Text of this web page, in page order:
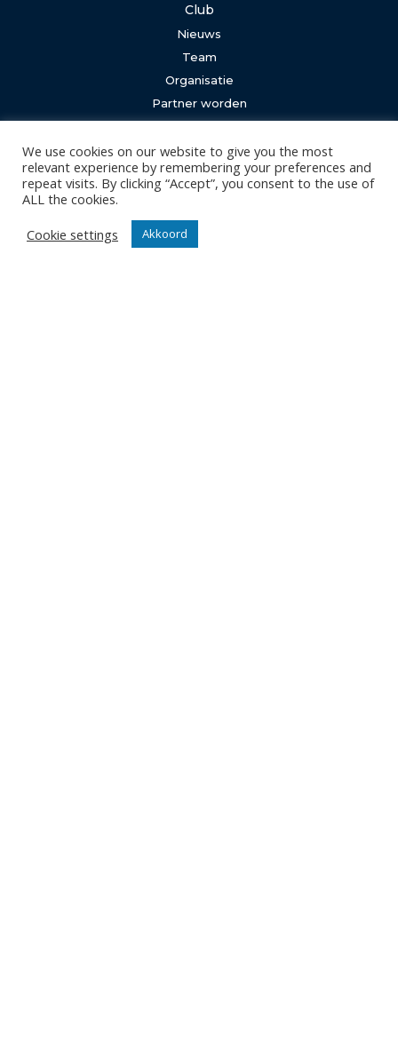
Club
Nieuws
Team
Organisatie
Partner worden
Wedstrijden
Tickets
Abonnementen
Algemeen
We use cookies on our website to give you the most
relevant experience by remembering your preferences and
repeat visits. By clicking “Accept”, you consent to the use of
ALL the cookies.
Cookie settings
Akkoord